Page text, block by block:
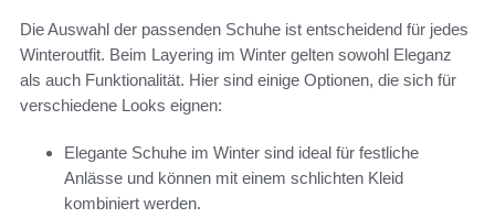
Die Auswahl der passenden Schuhe ist entscheidend für jedes
Winteroutfit. Beim Layering im Winter gelten sowohl Eleganz
als auch Funktionalität. Hier sind einige Optionen, die sich für
verschiedene Looks eignen:
Elegante Schuhe im Winter sind ideal für festliche
Anlässe und können mit einem schlichten Kleid
kombiniert werden.